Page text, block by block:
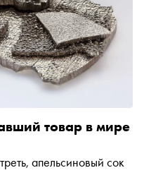
товар в мире
апельсиновый сок